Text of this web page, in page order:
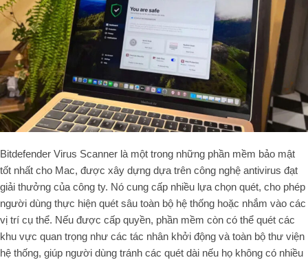
Bitdefender Virus Scanner là một trong những phần mềm bảo mật
tốt nhất cho Mac, được xây dựng dựa trên công nghệ antivirus đạt
giải thưởng của công ty. Nó cung cấp nhiều lựa chọn quét, cho phép
người dùng thực hiện quét sâu toàn bộ hệ thống hoặc nhắm vào các
vị trí cụ thể. Nếu được cấp quyền, phần mềm còn có thể quét các
khu vực quan trọng như các tác nhân khởi động và toàn bộ thư viện
hệ thống, giúp người dùng tránh các quét dài nếu họ không có nhiều